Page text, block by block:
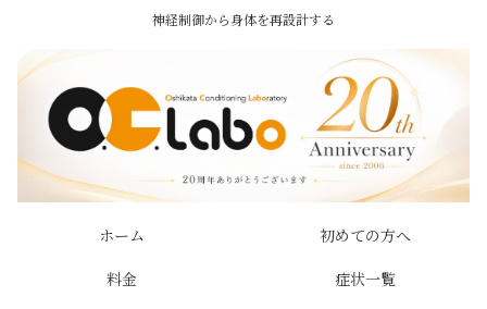
神経制御から身体を再設計する
ホーム
初めての方へ
料金
症状一覧